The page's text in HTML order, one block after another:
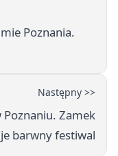
Poznania.
Następny >>
Zamek
barwny festiwal